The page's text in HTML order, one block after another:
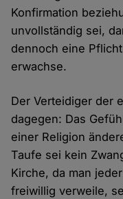
Konfirmation
unvollständig sei,
dennoch eine
erwachse.
Der Verteidiger der
dagegen: Das
einer Religion
Taufe sei kein
Kirche, da man
freiwillig verweile,